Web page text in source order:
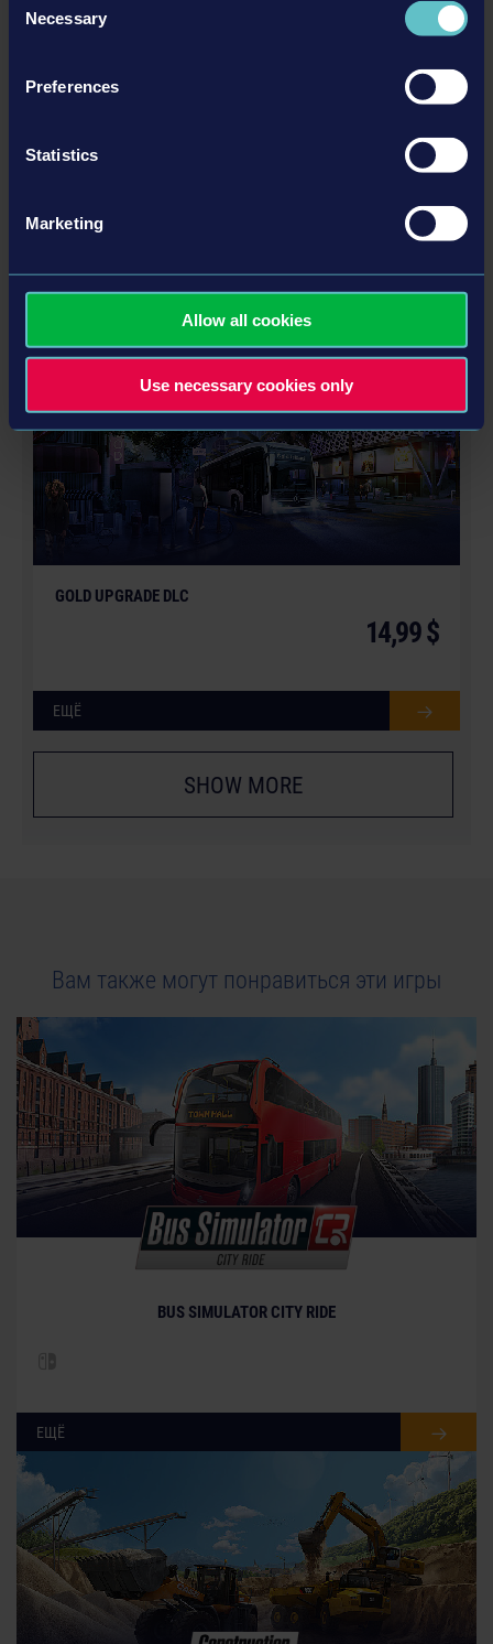
Selection
Necessary
Preferences
Statistics
Marketing
Allow all cookies
Use necessary cookies only
12,99 $
Дополнения
GOLD UPGRADE DLC
14,99 $
ЕЩЁ
SHOW MORE
Вам также могут понравиться эти игры
BUS SIMULATOR CITY RIDE
ЕЩЁ